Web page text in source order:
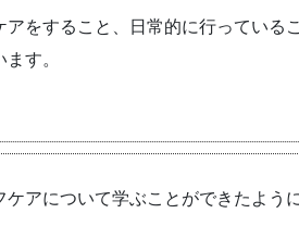
をすること、日常的に行っている
す。
アについて学ぶことができたよう